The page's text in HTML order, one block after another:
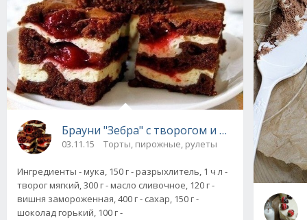
Брауни "Зебра" с творогом и вишней
03.11.15 Торты, пирожные, рулеты
Ингредиенты - мука, 150 г - разрыхлитель, 1 ч л -
творог мягкий, 300 г - масло сливочное, 120 г -
вишня замороженная, 400 г - сахар, 150 г -
шоколад горький, 100 г -